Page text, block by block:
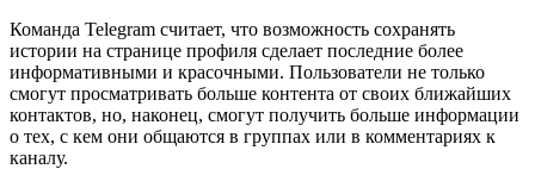
Команда Telegram считает, что возможность сохранять
истории на странице профиля сделает последние более
информативными и красочными. Пользователи не только
смогут просматривать больше контента от своих ближайших
контактов, но, наконец, смогут получить больше информации
о тех, с кем они общаются в группах или в комментариях к
каналу.